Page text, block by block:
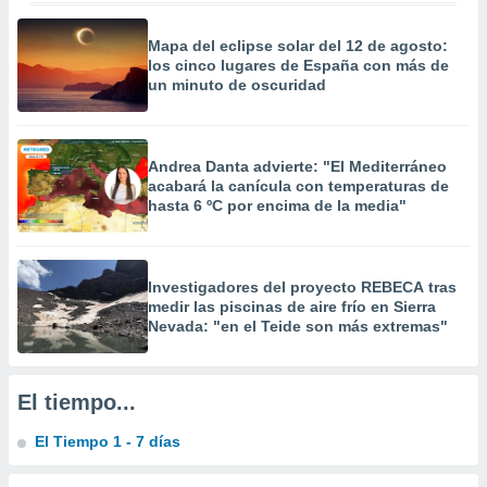
crear un
uso de
la
contenido
medir el
de la
el
del
de
o a través
de
de
con el
Mapa del eclipse solar del 12 de agosto:
los cinco lugares de España con más de
un minuto de oscuridad
Andrea Danta advierte: "El Mediterráneo
acabará la canícula con temperaturas de
hasta 6 ºC por encima de la media"
Investigadores del proyecto REBECA tras
medir las piscinas de aire frío en Sierra
Nevada: "en el Teide son más extremas"
El tiempo...
El Tiempo 1 - 7 días